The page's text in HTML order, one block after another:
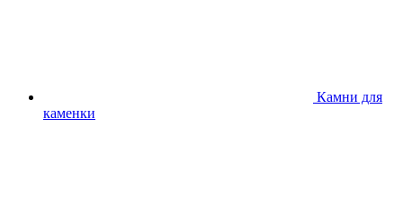
Камни для
каменки